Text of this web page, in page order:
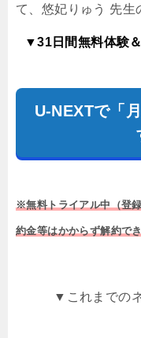
て、悠妃りゅう 先生
▼31日間無料体験
U-NEXTで「
※無料トライアル中（登
約金等はかからず解約で
▼これまでの